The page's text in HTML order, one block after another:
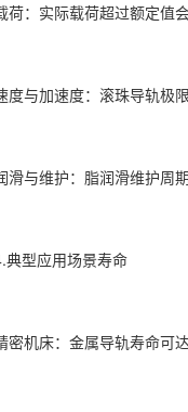
：实际载荷超过额定值会
与加速度‌：滚珠导轨极限
与维护‌：脂润滑维护周期
型应用场景寿命‌
机床‌：金属导轨寿命可达